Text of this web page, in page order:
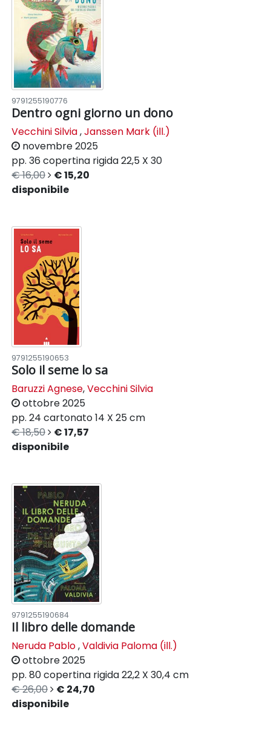
9791255190776
Dentro ogni giorno un dono
Vecchini Silvia,Janssen Mark (ill.)
novembre 2025
pp. 36 copertina rigida22,5 X 30
€ 16,00
€ 15,20
disponibile
9791255190653
Solo il seme lo sa
Baruzzi Agnese,Vecchini Silvia
ottobre 2025
pp. 24 cartonato14 X 25 cm
€ 18,50
€ 17,57
disponibile
9791255190684
Il libro delle domande
Neruda Pablo,Valdivia Paloma (ill.)
ottobre 2025
pp. 80copertina rigida22,2 X 30,4 cm
€ 26,00
€ 24,70
disponibile